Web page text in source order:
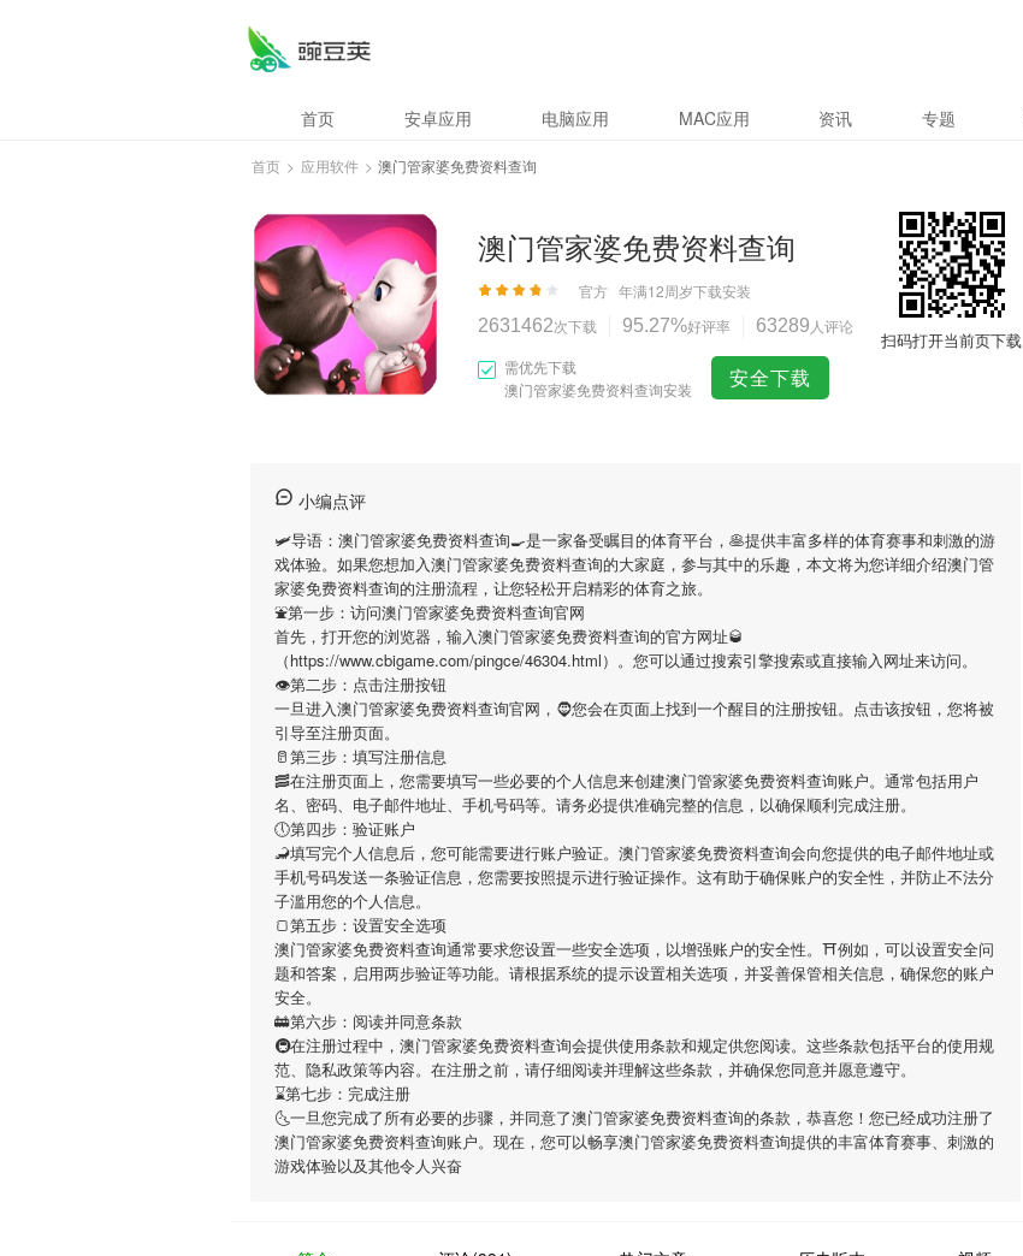
首页 安卓应用 电脑应用 MAC应用 资讯 专题
首页 > 应用软件 > 澳门管家婆免费资料查询
澳门管家婆免费资料查询
官方 年满12周岁下载安装
2631462次下载 95.27%好评率 63289 人评论
需优先下载
澳门管家婆免费资料查询安装
安全下载
扫码打开当前页下载
小编点评
🛩导语： 澳门管家婆免费资料查询🍳是一家备受瞩目的体育平台，🥞提供丰富多样的体育赛事和刺激的游
戏体验。如果您想加入澳门管家婆免费资料查询的大家庭，参与其中的乐趣，本文将为您详细介绍澳门管
家婆免费资料查询的注册流程，让您轻松开启精彩的体育之旅。
⛲第一步：访问澳门管家婆免费资料查询官网
首先，打开您的浏览器，输入澳门管家婆免费资料查询的官方网址🥃
（https://www.cbigame.com/pingce/46304.html）。您可以通过搜索引擎搜索或直接输入网址来访问。
👁第二步：点击注册按钮
一旦进入澳门管家婆免费资料查询官网，🧔您会在页面上找到一个醒目的注册按钮。点击该按钮，您将被
引导至注册页面。
🥛第三步：填写注册信息
🥓在注册页面上，您需要填写一些必要的个人信息来创建澳门管家婆免费资料查询账户。通常包括用户
名、密码、电子邮件地址、手机号码等。请务必提供准确完整的信息，以确保顺利完成注册。
🕔第四步：验证账户
🦂填写完个人信息后，您可能需要进行账户验证。 澳门管家婆免费资料查询会向您提供的电子邮件地址或
手机号码发送一条验证信息，您需要按照提示进行验证操作。这有助于确保账户的安全性，并防止不法分
子滥用您的个人信息。
🍞第五步：设置安全选项
澳门管家婆免费资料查询通常要求您设置一些安全选项，以增强账户的安全性。⛩例如，可以设置安全问
题和答案，启用两步验证等功能。请根据系统的提示设置相关选项，并妥善保管相关信息，确保您的账户
安全。
🚋第六步：阅读并同意条款
🚇在注册过程中， 澳门管家婆免费资料查询会提供使用条款和规定供您阅读。这些条款包括平台的使用规
范、隐私政策等内容。在注册之前，请仔细阅读并理解这些条款，并确保您同意并愿意遵守。
⌛️第七步：完成注册
🌜一旦您完成了所有必要的步骤，并同意了澳门管家婆免费资料查询的条款，恭喜您！您已经成功注册了
澳门管家婆免费资料查询账户。现在，您可以畅享澳门管家婆免费资料查询提供的丰富体育赛事、刺激的
游戏体验以及其他令人兴奋